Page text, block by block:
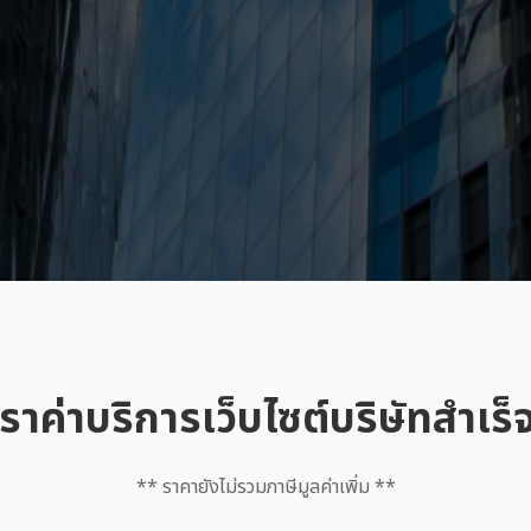
าค่าบริการเว็บไซต์บริษัทสำเร็
** ราคายังไม่รวมภาษีมูลค่าเพิ่ม **